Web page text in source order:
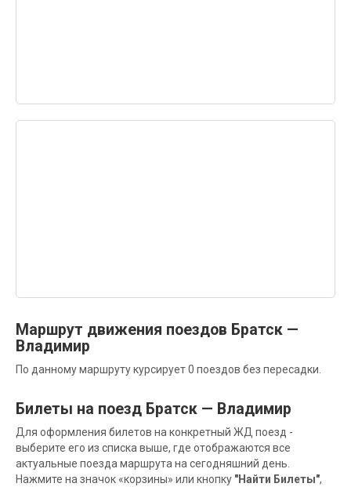
Маршрут движения поездов Братск —
Владимир
По данному маршруту курсирует 0 поездов без пересадки.
Билеты на поезд Братск — Владимир
Для оформления билетов на конкретный ЖД поезд -
выберите его из списка выше, где отображаются все
актуальные поезда маршрута на сегодняшний день.
Нажмите на значок «корзины» или кнопку "Найти Билеты",